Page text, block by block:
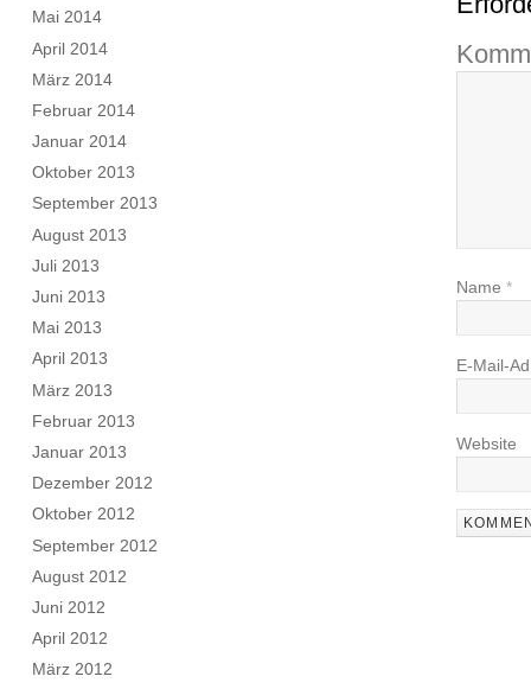
Name *
E-Mail-
Website
Mai 2014
April 2014
März 2014
Februar 2014
Januar 2014
Oktober 2013
September 2013
August 2013
Juli 2013
Juni 2013
Mai 2013
April 2013
März 2013
Februar 2013
Januar 2013
Dezember 2012
Oktober 2012
September 2012
August 2012
Juni 2012
April 2012
März 2012